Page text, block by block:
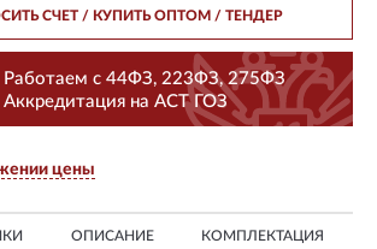
СЧЕТ / КУПИТЬ ОПТОМ/ ТЕНДЕР
Работаем с 44ФЗ, 223ФЗ, 275ФЗ
Аккредитация на АСТ ГОЗ
цены
ОПИСАНИЕ КОМПЛЕКТАЦИЯ